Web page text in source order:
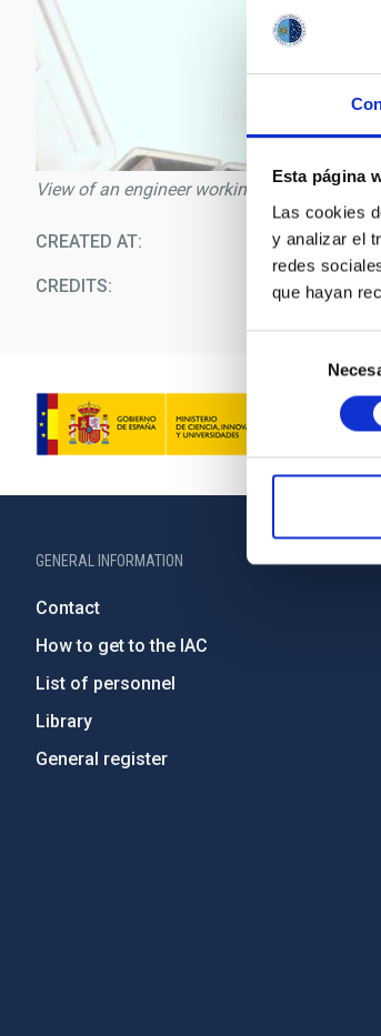
Esta página
Las cookies
y analizar el
redes
que hayan
consentimiento
View of an engineer working on the grism
CREATED AT
CREDITS
GENERAL INFORMATION
Contact
How to get to the IAC
List of personnel
Library
General register